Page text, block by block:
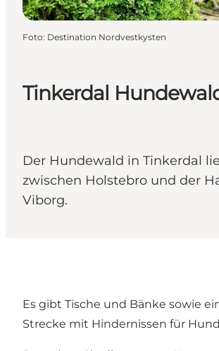
Tinkerdal
Der Hundewald in Tinkerdal
zwischen Holstebro und der
Viborg.
Foto: Destination Nordvestkysten
Es gibt Tische und Bänke sowie
Strecke mit Hindernissen für